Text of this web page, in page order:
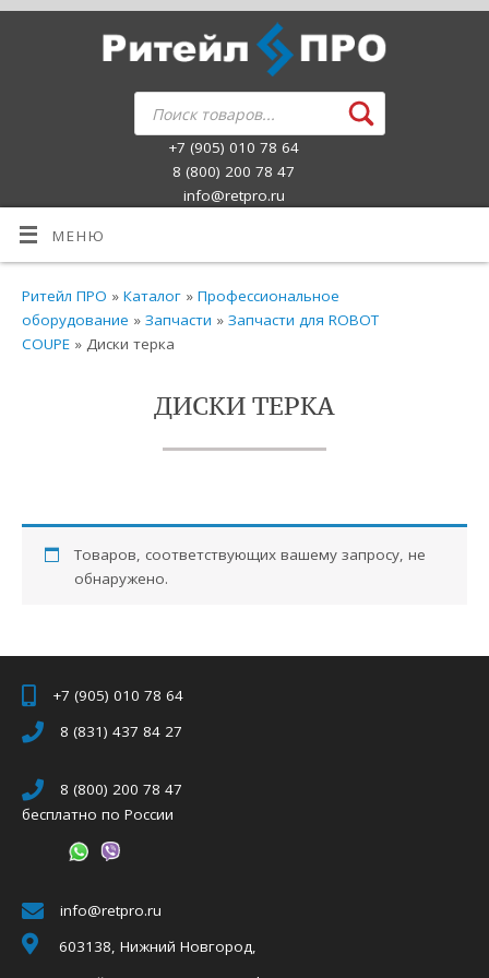
+7 (905) 010 78 64
8 (800) 200 78 47
info@retpro.ru
МЕНЮ
Ритейл ПРО »Каталог »Профессиональное
оборудование »Запчасти »Запчасти для ROBOT
COUPE » Диски терка
ДИСКИ ТЕРКА
Товаров, соответствующих вашему запросу, не
обнаружено.
+7 (905) 010 78 64
8 (831) 437 84 27
8 (800) 200 78 47
бесплатно по России
info@retpro.ru
603138, Нижний Новгород,